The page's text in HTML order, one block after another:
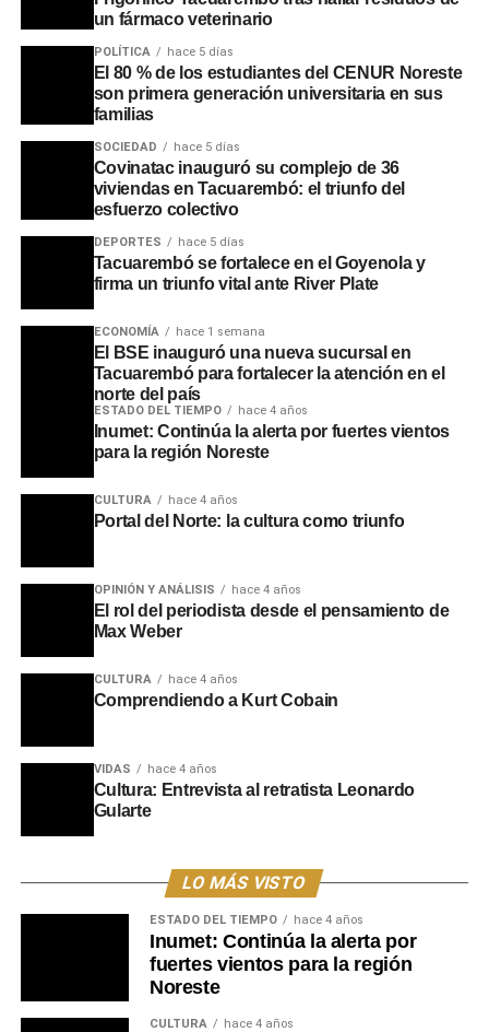
Portal del Norteun fármaco veterinario
POLÍTICA hace 5 días
El 80 % de los estudiantes del CENUR Noreste
son primera generación universitaria en sus
familias
SOCIEDAD hace 5 días
Covinatac inauguró su complejo de 36
viviendas en Tacuarembó: el triunfo del
esfuerzo colectivo
DEPORTES hace 5 días
Tacuarembó se fortalece en el Goyenola y
firma un triunfo vital ante River Plate
ECONOMÍA hace 1 semana
El BSE inauguró una nueva sucursal en
Tacuarembó para fortalecer la atención en el
norte del país
ESTADO DEL TIEMPO hace 4 años
Inumet: Continúa la alerta por fuertes vientos
para la región Noreste
CULTURA hace 4 años
Portal del Norte: la cultura como triunfo
OPINIÓN Y ANÁLISIS hace 4 años
El rol del periodista desde el pensamiento de
Max Weber
CULTURA hace 4 años
Comprendiendo a Kurt Cobain
VIDAS hace 4 años
Cultura: Entrevista al retratista Leonardo
Gularte
LO MÁS VISTO
ESTADO DEL TIEMPO hace 4 años
Inumet: Continúa la alerta por
fuertes vientos para la región
Noreste
CULTURA hace 4 años